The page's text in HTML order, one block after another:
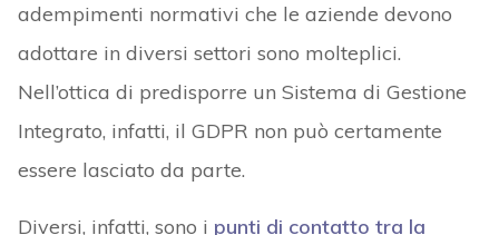
adempimenti normativi che le aziende devono
adottare in diversi settori sono molteplici.
Nell’ottica di predisporre un Sistema di Gestione
Integrato, infatti, il GDPR non può certamente
essere lasciato da parte.
Diversi, infatti, sono i punti di contatto tra la